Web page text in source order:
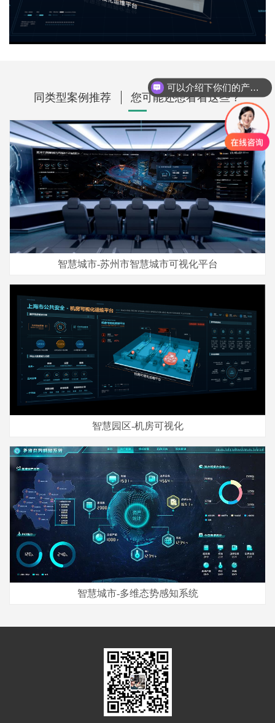
同类型案例推荐 您可能还想看看这些？
智慧城市-苏州市智慧城市可视化平台
智慧园区-机房可视化
智慧城市-多维态势感知系统
可以介绍下你们的产品么？